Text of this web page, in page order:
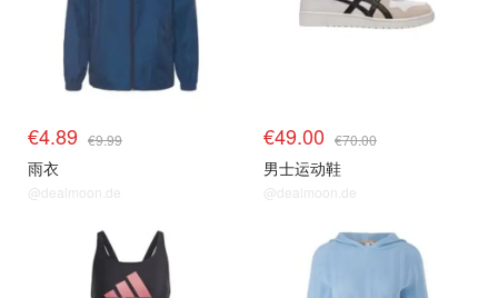
€4.89 €9.99
雨衣
@dealmoon.de
€49.00 €70.00
男士运动鞋
@dealmoon.de